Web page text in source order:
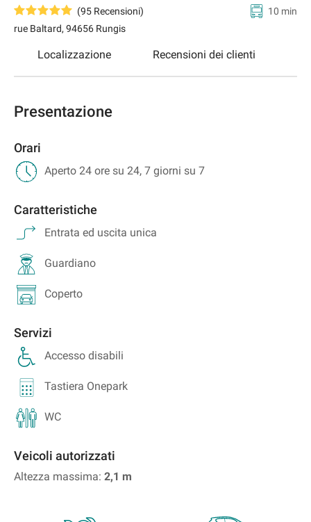
(95 Recensioni)
10 min
rue Baltard, 94656 Rungis
Localizzazione Recensioni dei clienti
Presentazione
Orari
Aperto 24 ore su 24, 7 giorni su 7
Caratteristiche
Entrata ed uscita unica
Guardiano
Coperto
Servizi
Accesso disabili
Tastiera Onepark
WC
Veicoli autorizzati
Altezza massima: 2,1 m